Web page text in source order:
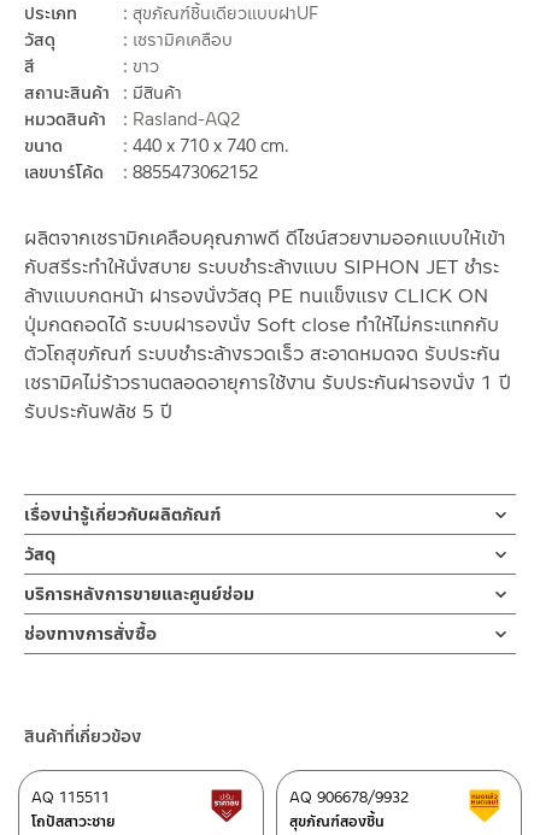
ผลิตจากเซรามิกเคลือบคุณภาพดี ดีไซน์สวยงามออกแบบให้เข้า
กับสรีระทำให้นั่งสบาย ระบบชำระล้างแบบ SIPHON JET ชำระ
ล้างแบบกดหน้า ฝารองนั่งวัสดุ PE ทนแข็งแรง CLICK ON
ปุ่มกดถอดได้ ระบบฝารองนั่ง Soft close ทำให้ไม่กระแทกกับ
ตัวโถสุขภัณฑ์ ระบบชำระล้างรวดเร็ว สะอาดหมดจด รับประกัน
เซรามิคไม่ร้าวรานตลอดอายุการใช้งาน รับประกันฝารองนั่ง 1 ปี
รับประกันฟลัช 5 ปี
ประเภท
สุขภัณฑ์​ชิ้นเดียวแบบฝาUF
วัสดุ
เซรามิคเคลือบ
สี
ขาว
สถานะสินค้า
มีสินค้า
หมวดสินค้า
Rasland-AQ2
ขนาด
440 x 710 x 740 cm.
เลขบาร์โค้ด
8855473062152
เรื่องน่ารู้เกี่ยวกับผลิตภัณฑ์
ประเภท/ชนิด
สุขภัณฑ์ชิ้นเดียว
รูปแบบการใช้งาน/กลุ่มขนาด
สุขภัณฑ์ชิ้นเดียวฝาUF
แวกซ์กันซึม / ชุดน็อตยึด
ปริมาณน้ำ/ปุ่มฟลัช
3/6 ลิตร
วัสดุ
โถชักโครก
ผลิตจากเซรามิคเคลือบสีขาว
บริการหลังการขายและศูนย์ซ่อม
ช่องทางออนไลน์
– Email: contact@charnpaiboon.com
ช่องทางการสั่งซื้อ
– Shopee
–Lazada
ติดต่อพนักงานขาย / Contact Sales Staff
สินค้าที่เกี่ยวข้อง
โถปัสสาวะชาย
AQ 115511 สินค้าปรับราคาลดลง
สุขภัณฑ์สองชิ้น
AQ 906678/9932